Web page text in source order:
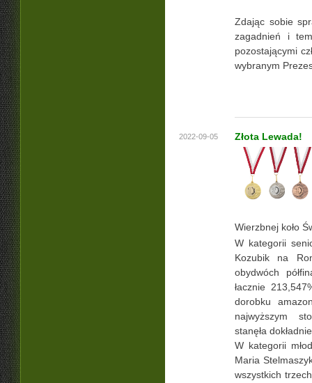
Zdając sobie
zagadnień i
pozostającymi
wybranym
2022-09-05 Złota Lewada!
Wierzbnej koło
W kategorii
Kozubik na
obydwóch
łacznie
dorobku
najwyższym
stanęła
W kategorii
Maria
wszystkich